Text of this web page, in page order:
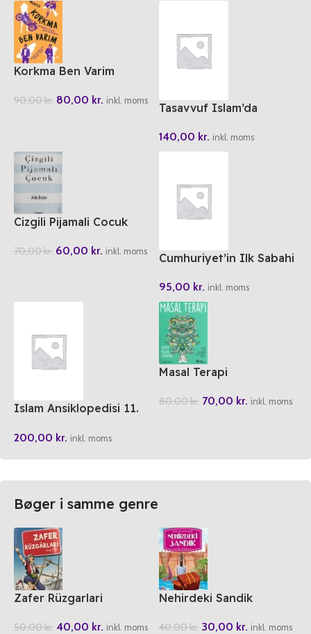
Korkma Ben Varim
90,00kr. 80,00 kr. inkl. moms
Tasavvuf Islam’da
140,00 kr. inkl. moms
Cizgili Pijamali Cocuk
70,00kr. 60,00 kr. inkl. moms Cumhuriyet’in Ilk Sabahi
95,00 kr. inkl. moms
Islam Ansiklopedisi 11.
200,00 kr. inkl. moms
Masal Terapi
80,00kr. 70,00 kr. inkl. moms
Bøger i samme genre
Zafer Rüzgarlari
50,00kr. 40,00 kr. inkl. moms
Nehirdeki Sandik
40,00kr. 30,00 kr. inkl. moms